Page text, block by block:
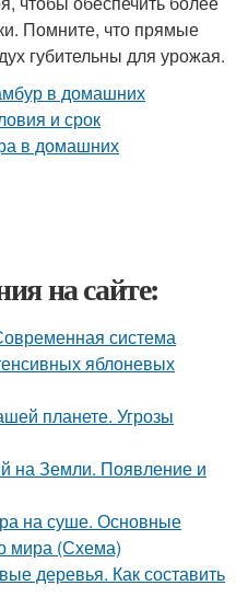
Помните, что прямые
губительны для урожая.
на сайте:
система
яблоневых
планете. Угрозы
на Земли. Появление и
на суше. Основные
мира (Схема)
деревья. Как составить